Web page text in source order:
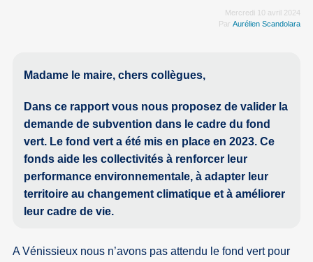
Mercredi 10 avril 2024
Par Aurélien Scandolara
Madame le maire, chers collègues,
Dans ce rapport vous nous proposez de valider la
demande de subvention dans le cadre du fond
vert. Le fond vert a été mis en place en 2023. Ce
fonds aide les collectivités à renforcer leur
performance environnementale, à adapter leur
territoire au changement climatique et à améliorer
leur cadre de vie.
A Vénissieux nous n’avons pas attendu le fond vert pour